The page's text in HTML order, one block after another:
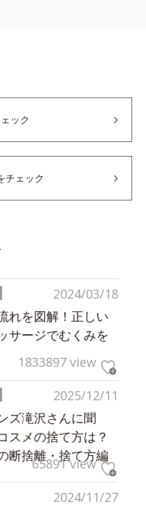
ック
チェック
2024/03/18
れを図解！正しい
サージでむくみを
1833897 view
2025/12/11
ズ滝沢さんに聞
スメの捨て方は？
断捨離・捨て方編
65891 view
2024/11/27